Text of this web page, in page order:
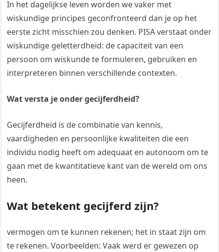
In het dagelijkse leven worden we vaker met
wiskundige principes geconfronteerd dan je op het
eerste zicht misschien zou denken. PISA verstaat onder
wiskundige geletterdheid: de capaciteit van een
persoon om wiskunde te formuleren, gebruiken en
interpreteren binnen verschillende contexten.
Wat versta je onder gecijferdheid?
Gecijferdheid is de combinatie van kennis,
vaardigheden en persoonlijke kwaliteiten die een
individu nodig heeft om adequaat en autonoom om te
gaan met de kwantitatieve kant van de wereld om ons
heen.
Wat betekent gecijferd zijn?
vermogen om te kunnen rekenen; het in staat zijn om
te rekenen. Voorbeelden: Vaak werd er gewezen op